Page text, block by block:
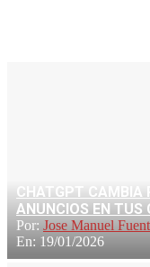
CHATGPT CAMBIA
ANUNCIOS EN TUS
Por: Jose Manuel
En: 19/01/2026